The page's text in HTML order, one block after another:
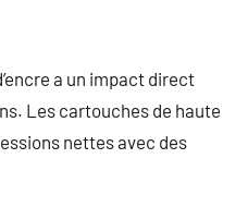
a un impact direct
Les cartouches de haute
nettes avec des